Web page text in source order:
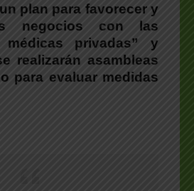
plan para favorecer y
negocios con las
médicas privadas” y
realizarán asambleas
para evaluar medidas